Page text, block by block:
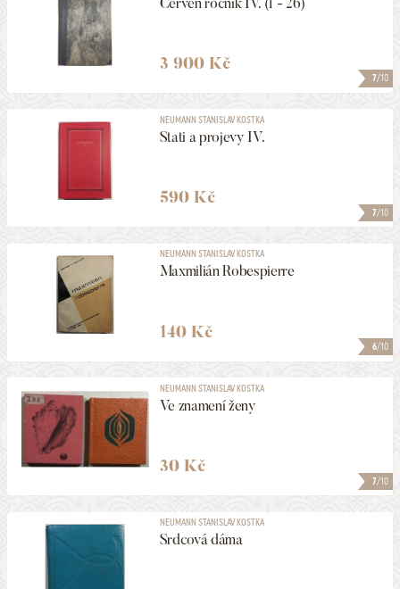
7/10
3 900 Kč
7/10
NEUMANN STANISLAV KOSTKA
Stati a projevy IV.
590 Kč
6/10
NEUMANN STANISLAV KOSTKA
Maxmilián Robespierre
140 Kč
7/10
NEUMANN STANISLAV KOSTKA
Ve znamení ženy
30 Kč
NEUMANN STANISLAV KOSTKA
Srdcová dáma